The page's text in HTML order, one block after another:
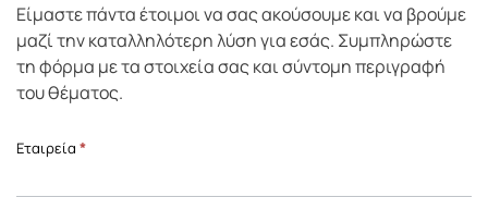
Είμαστε πάντα έτοιμοι να σας ακούσουμε και να βρούμε
μαζί την καταλληλότερη λύση για εσάς. Συμπληρώστε
τη φόρμα με τα στοιχεία σας και σύντομη περιγραφή
του θέματος.
Επικοινωνία
Εταιρεία *